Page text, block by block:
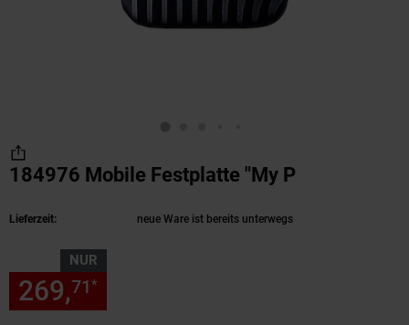
184976 Mobile Festplatte "My P
Lieferzeit: neue Ware ist bereits unterwegs
NUR
269,71*